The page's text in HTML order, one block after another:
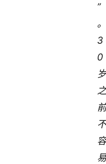
”
。
3
0
岁
之
前
不
容
易